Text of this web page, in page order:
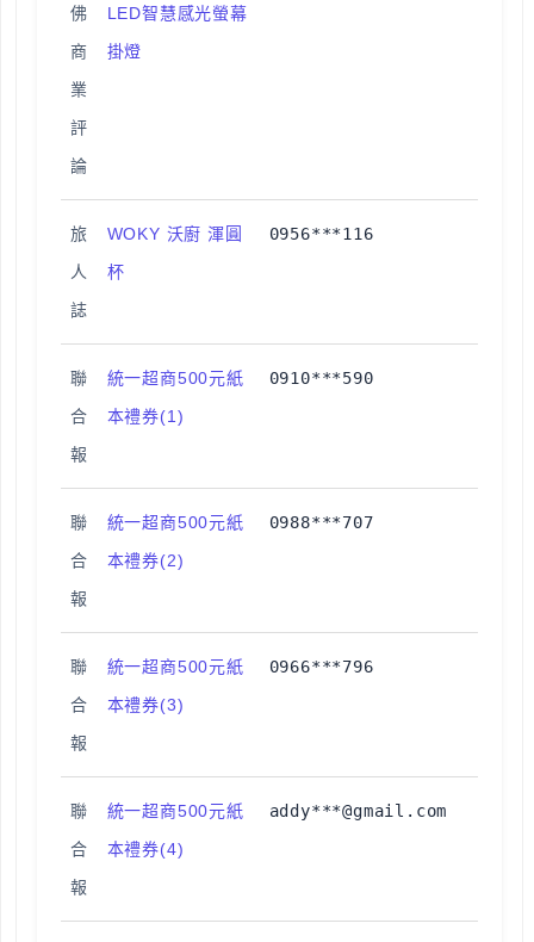
佛
商
業
評
論
LED智慧感光螢幕
掛燈
旅
人
誌
WOKY 沃廚 渾圓
杯
0956***116
聯
合
報
統一超商500元紙
本禮券(1)
0910***590
聯
合
報
統一超商500元紙
本禮券(2)
0988***707
聯
合
報
統一超商500元紙
本禮券(3)
0966***796
聯
合
報
統一超商500元紙
本禮券(4)
addy***@gmail.com